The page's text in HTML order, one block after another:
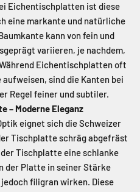
Eichentischplatten ist diese
eine markante und natürliche
kann von fein und
variieren, je nachdem,
Eichentischplatten oft
sind die Kanten bei
Regel feiner und subtiler.
– Moderne Eleganz
eignet sich die Schweizer
Tischplatte schräg abgefräst
Tischplatte eine schlanke
der Platte in seiner Stärke
filigran wirken. Diese